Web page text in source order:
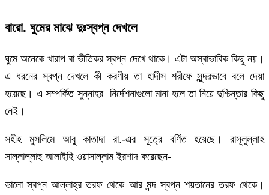
বারো. ঘুমের মাঝে দুঃস্বপ্ন দেখলে
ঘুমে অনেকে খারাপ বা ভীতিকর স্বপ্ন দেখে থাকে। এটা অস্বাভাবিক কিছু নয়।
এ ধরনের স্বপ্ন দেখলে কী করণীয় তা হাদীস শরীফে সুন্দরভাবে বলে দেয়া
হয়েছে। এ সম্পর্কিত সুন্নাহর নির্দেশনাগুলো মানা হলে তা নিয়ে দুশ্চিন্তার কিছু
নেই।
সহীহ মুসলিমে আবু কাতাদা রা.-এর সূত্রে বর্ণিত হয়েছে। রাসূলুল্লাহ
সাল্লাল্লাহু আলাইহি ওয়াসাল্লাম ইরশাদ করেছেন-
ভালো স্বপ্ন আল্লাহ্র তরফ থেকে আর মন্দ স্বপ্ন শয়তানের তরফ থেকে।